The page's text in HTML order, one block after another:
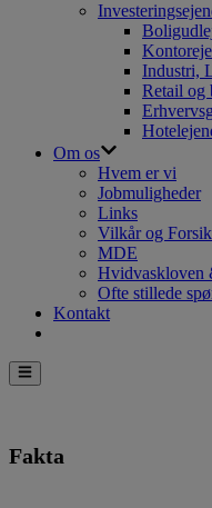
Industri,
Retail og
Om os
Hvem er vi
Jobmuligheder
Links
Vilkår og
MDE
Ofte stillede
Kontakt
Fakta